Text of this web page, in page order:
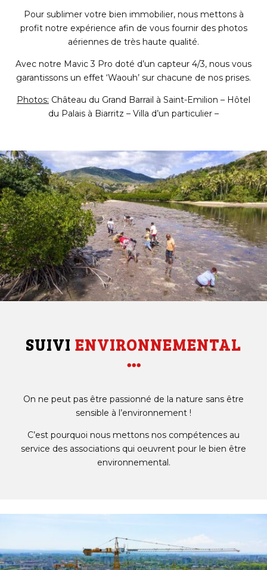
Pour sublimer votre bien immobilier, nous mettons à
profit notre expérience afin de vous fournir des photos
aériennes de très haute qualité.
Avec notre Mavic 3 Pro doté d’un capteur 4/3, nous vous
garantissons un effet ‘Waouh’ sur chacune de nos prises.
Photos: Château du Grand Barrail à Saint-Emilion – Hôtel
du Palais à Biarritz – Villa d’un particulier –
SUIVI ENVIRONNEMENTAL

On ne peut pas être passionné de la nature sans être
sensible à l’environnement !
C’est pourquoi nous mettons nos compétences au
service des associations qui oeuvrent pour le bien être
environnemental.